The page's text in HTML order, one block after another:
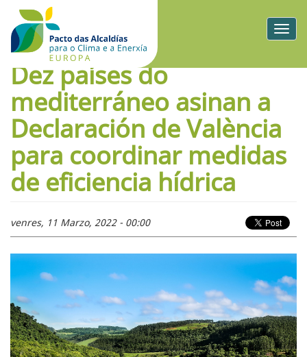
Dez países do
mediterráneo asinan a
Declaración de València
para coordinar medidas
de eficiencia hídrica
venres, 11 Marzo, 2022 - 00:00